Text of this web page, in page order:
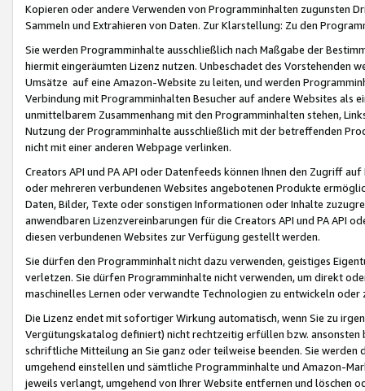
Kopieren oder andere Verwenden von Programminhalten zugunsten
Sammeln und Extrahieren von Daten. Zur Klarstellung: Zu den
Sie werden Programminhalte ausschließlich nach Maßgabe der
hiermit eingeräumten Lizenz nutzen. Unbeschadet des Vorstehenden
Umsätze auf eine Amazon-Website zu leiten, und werden
Verbindung mit Programminhalten Besucher auf andere Websites als
unmittelbarem Zusammenhang mit den Programminhalten stehen,
Nutzung der Programminhalte ausschließlich mit der betreffenden
nicht mit einer anderen Webpage verlinken.
Creators API und PA API oder Datenfeeds können Ihnen den Zugriff
oder mehreren verbundenen Websites angebotenen Produkte
Daten, Bilder, Texte oder sonstigen Informationen oder Inhalte
anwendbaren Lizenzvereinbarungen für die Creators API und PA API
diesen verbundenen Websites zur Verfügung gestellt werden.
Sie dürfen den Programminhalt nicht dazu verwenden, geistiges
verletzen. Sie dürfen Programminhalte nicht verwenden, um direkt
maschinelles Lernen oder verwandte Technologien zu entwickeln
Die Lizenz endet mit sofortiger Wirkung automatisch, wenn Sie zu
Vergütungskatalog definiert) nicht rechtzeitig erfüllen bzw. ansonsten
schriftliche Mitteilung an Sie ganz oder teilweise beenden. Sie werden
umgehend einstellen und sämtliche Programminhalte und Amazon-
jeweils verlangt, umgehend von Ihrer Website entfernen und löschen